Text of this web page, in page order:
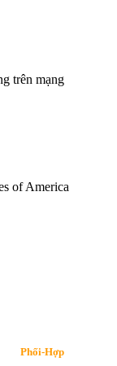
trên mạng
of America
Phối-Hợp